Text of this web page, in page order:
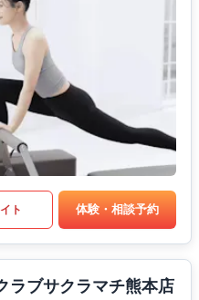
ト 体験・相談予約
ラブサクラマチ熊本店